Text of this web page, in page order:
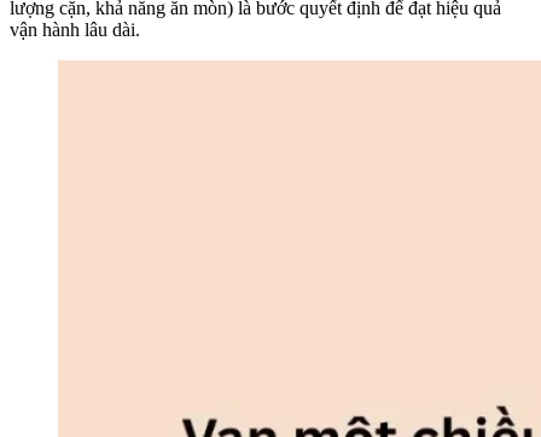
lượng cặn, khả năng ăn mòn) là bước quyết định để đạt hiệu quả
vận hành lâu dài.